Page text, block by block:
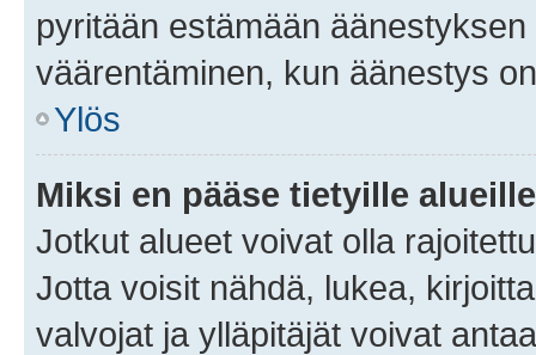
pyritään estämään
väärentäminen, kun äänestys
Ylös
Miksi en pääse tietyille
Jotkut alueet voivat olla
Jotta voisit nähdä, lukea,
valvojat ja ylläpitäjät voivat